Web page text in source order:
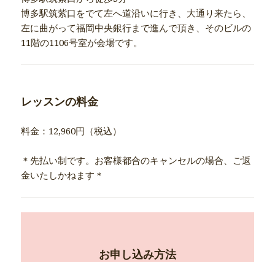
博多駅筑紫口をでて左へ道沿いに行き、大通り来たら、
左に曲がって福岡中央銀行まで進んで頂き、そのビルの
11階の1106号室が会場です。
レッスンの料金
料金：12,960円（税込）
＊先払い制です。お客様都合のキャンセルの場合、ご返
金いたしかねます＊
お申し込み方法